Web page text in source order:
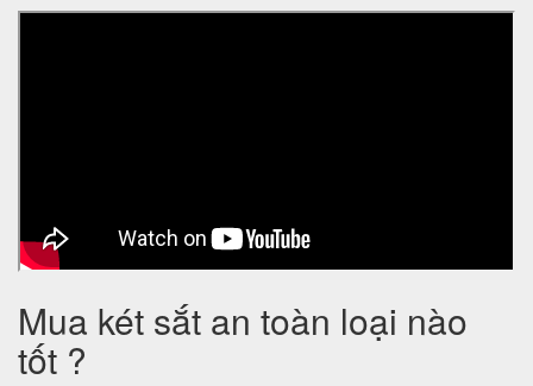
Mua két sắt an toàn loại nào
tốt ?